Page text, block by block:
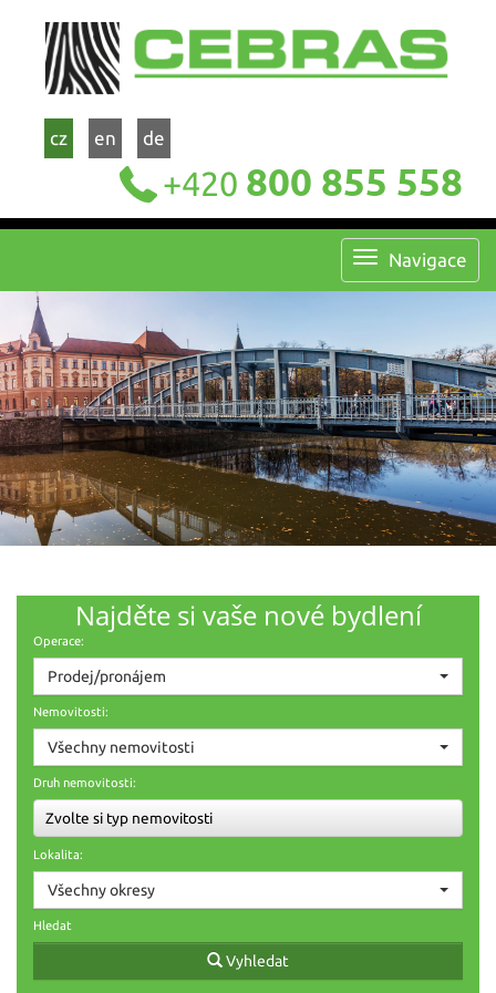
cz en de
+420 800 855 558
Navigace
Najděte si vaše nové bydlení
Operace:
Prodej/pronájem
Nemovitosti:
Všechny nemovitosti
Druh nemovitosti:
Zvolte si typ nemovitosti
Lokalita:
Všechny okresy
Hledat
Vyhledat